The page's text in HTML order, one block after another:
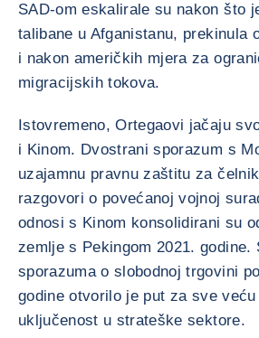
SAD-om eskalirale su nakon što
talibane u Afganistanu, prekinula
i nakon američkih mjera za
migracijskih tokova.
Istovremeno, Ortegaovi jačaju
i Kinom. Dvostrani sporazum s
uzajamnu pravnu zaštitu za
razgovori o povećanoj vojnoj
odnosi s Kinom konsolidirani su
zemlje s Pekingom 2021. godine.
sporazuma o slobodnoj trgovini
godine otvorilo je put za sve
uključenost u strateške sektore.